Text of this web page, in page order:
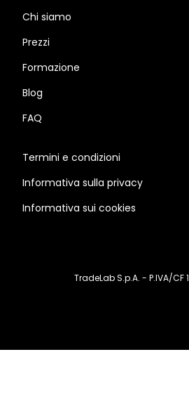
Chi siamo
Prezzi
Formazione
Blog
FAQ
Termini e condizioni
Informativa sulla privacy
Informativa sui cookies
TradeLab S.p.A. - P.IVA/CF